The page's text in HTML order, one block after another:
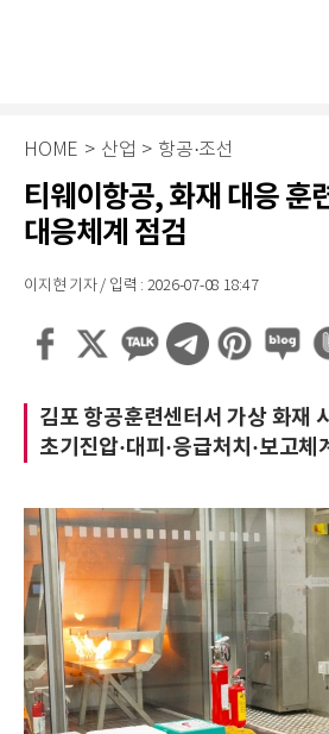
HOME > 산업 > 항공·조선
티웨이항공, 화재 대응 훈
대응체계 점검
이지현 기자 / 입력 : 2026-07-08 18:47
김포 항공훈련센터서 가상 화재
초기진압·대피·응급처치·보고체